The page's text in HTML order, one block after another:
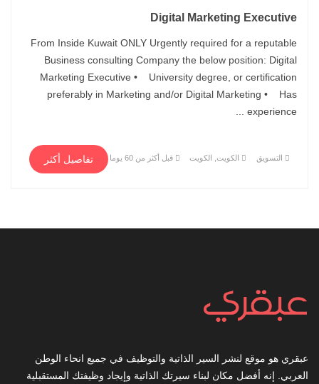
Digital Marketing Executive
From Inside Kuwait ONLY Urgently required for a reputable
Business consulting Company the below position: Digital
Marketing Executive • University degree, or certification
preferably in Marketing and/or Digital Marketing • Has
experience ...
التسويق الكويت, الكويت قبل أكثر من 60 يوما تفاصيل أكثر
عبقري هو موقع لنشر السير الذاتية والتوظيف في جميع انحاء الوطن
العربي. إنه أفضل مكان لبناء سيرتك الذاتية وإيجاد وظيفتك المستقبلية